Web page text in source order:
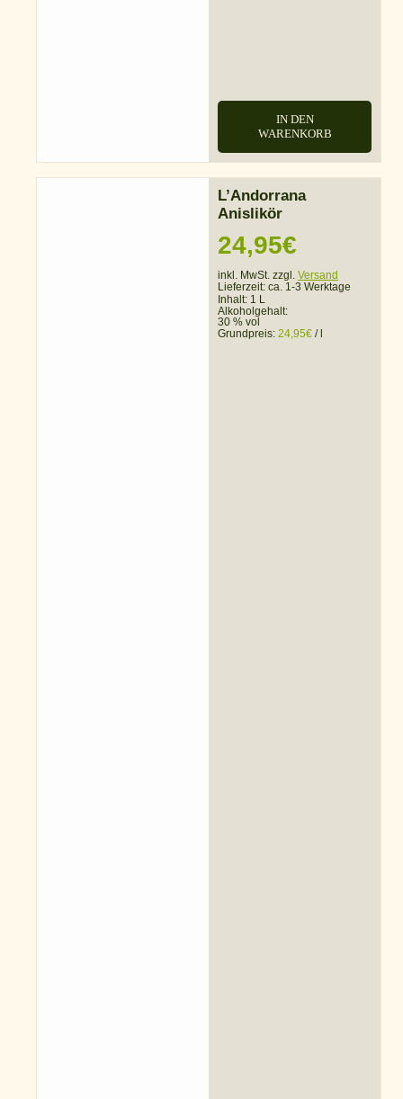
IN DEN
WARENKORB
L’Andorrana
Anislikör
24,95€
inkl. MwSt. zzgl. Versand
Lieferzeit: ca. 1-3 Werktage
Inhalt: 1 L
Alkoholgehalt:
30 % vol
Grundpreis: 24,95€ /